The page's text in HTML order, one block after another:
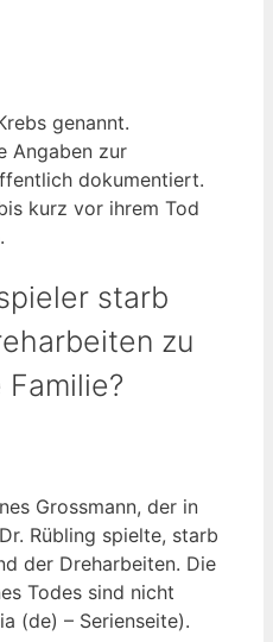
genannt.
Angaben zur
dokumentiert.
kurz vor ihrem Tod
starb
zu
Grossmann, der in
Rübling spielte, starb
der Dreharbeiten. Die
Todes sind nicht
(de) – Serienseite).